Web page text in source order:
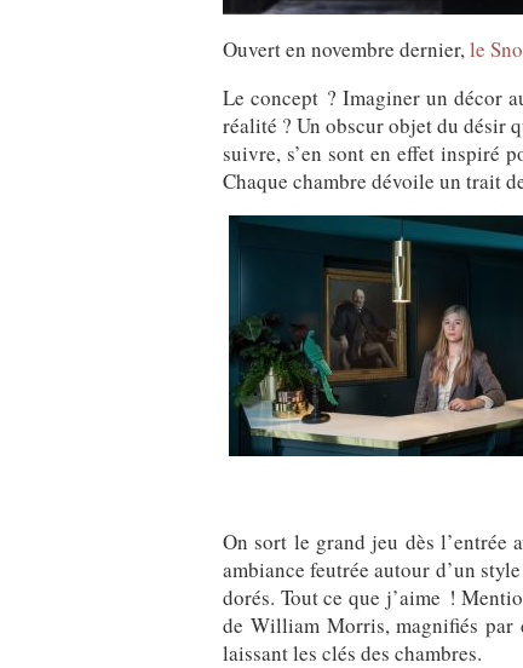
Ouvert en novembre dernier,le
Le concept ? Imaginer un décor
réalité ? Un obscur objet du désir
suivre, s’en sont en effet inspiré
Chaque chambre dévoile un trait
On sort le grand jeu dès l’entrée
ambiance feutrée autour d’un
dorés. Tout ce que j’aime !
de William Morris, magnifiés
laissant les clés des chambres.